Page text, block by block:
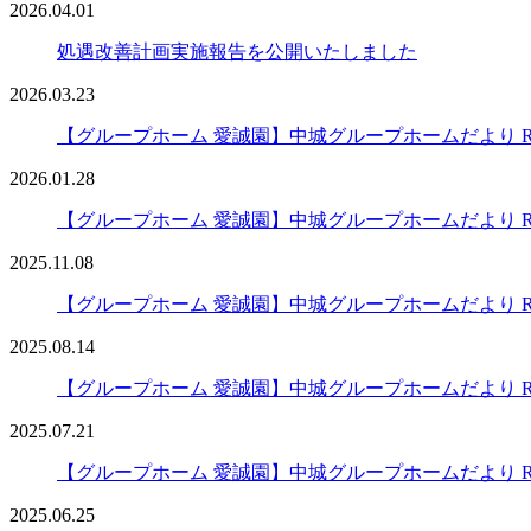
2026.04.01
処遇改善計画実施報告を公開いたしました
2026.03.23
【グループホーム 愛誠園】中城グループホームだより
2026.01.28
【グループホーム 愛誠園】中城グループホームだより
2025.11.08
【グループホーム 愛誠園】中城グループホームだより
2025.08.14
【グループホーム 愛誠園】中城グループホームだより
2025.07.21
【グループホーム 愛誠園】中城グループホームだより
2025.06.25